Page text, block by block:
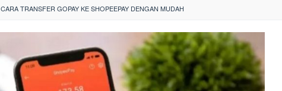
CARA TRANSFER GOPAY KE SHOPEEPAY DENGAN MUDAH